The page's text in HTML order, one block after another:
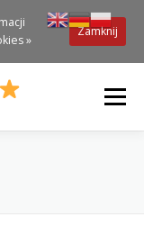
Menu
»
Zamknij